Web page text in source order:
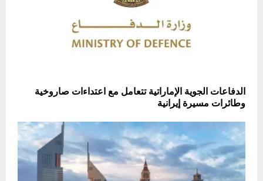
الدفاعات الجوية الإماراتية تتعامل مع اعتداءات صاروخية
وطائرات مسيرة إيرانية